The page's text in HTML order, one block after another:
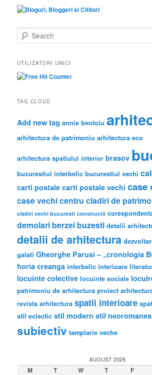
e
r
c
h
UTILIZATORI UNICI
TAG CLOUD
Add new tag annie bentoiu
arhitectura de patrimoniu arhitectura eco
arhitectura spatiului interior brasov
bucurestiul interbelic bucurestiul vechi
carti postale carti postale vechi case
case vechicentru cladiri de
cladiri vechi bucuresti constructii
demolari berzei buzesti detalii
detalii de arhitectura
galati Gheorghe Parusi – „cronologia
horia creanga interbelic interioare
locuinte colective locuinte sociale
patrimoniu de arhitectura proiect
revista arhitectura spatii interioare
stil eclectic stil modern stil
subiectiv tamplarie veche
AUGUST 2026
M T W T F